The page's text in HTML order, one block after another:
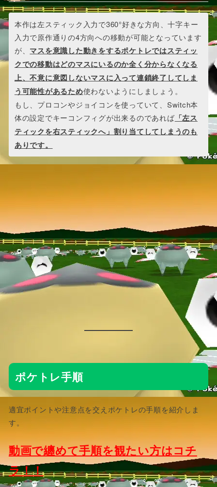
本作は左スティック入力で360°好きな方向、十字キー
入力で原作通りの4方向への移動が可能となっています
が、 マスを意識した動きをするポケトレではスティッ
クでの移動はどのマスにいるのか全く分からなくなる
上、不意に意図しないマスに入って連鎖終了してしま
う可能性があるため使わないようにしましょう。
もし、プロコンやジョイコンを使っていて、Switch本
体の設定でキーコンフィグが出来るのであれば 「左ス
ティックを右スティックへ」割り当てしてしまうのも
ありです。
ポケトレ手順
適宜ポイントや注意点を交えポケトレの手順を紹介しま
す。
動画で纏めて手順を観たい方はコチ
ラ！！